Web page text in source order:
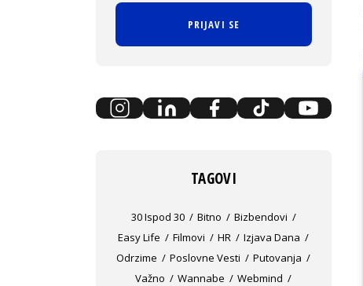
PRIJAVI SE
TAGOVI
30 Ispod 30 Bitno
Bizbendovi
Easy Life
Filmovi HR
Izjava Dana
Odrzime
Poslovne Vesti
Putovanja
Važno
Wannabe Webmind